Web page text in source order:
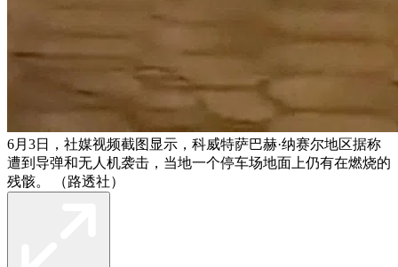
6月3日，社媒视频截图显示，科威特萨巴赫·纳赛尔地区据称
遭到导弹和无人机袭击，当地一个停车场地面上仍有在燃烧的
残骸。 （路透社）